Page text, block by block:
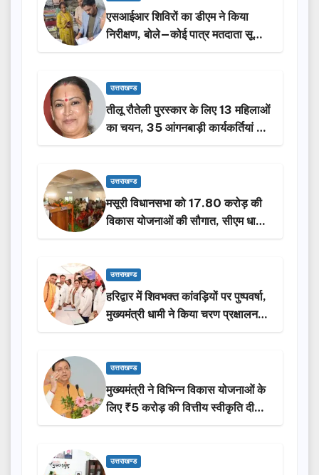
एसआईआर शिविरों का डीएम ने किया
निरीक्षण, बोले—कोई पात्र मतदाता सूची
से न छूटे…
उत्तराखण्ड
तीलू रौतेली पुरस्कार के लिए 13 महिलाओं
का चयन, 35 आंगनबाड़ी कार्यकर्तियां भी
होंगी सम्मानित…
उत्तराखण्ड
मसूरी विधानसभा को 17.80 करोड़ की
विकास योजनाओं की सौगात, सीएम धामी
ने किया लोकार्पण-शिलान्यास.
उत्तराखण्ड
हरिद्वार में शिवभक्त कांवड़ियों पर पुष्पवर्षा,
मुख्यमंत्री धामी ने किया चरण प्रक्षालन…
उत्तराखण्ड
मुख्यमंत्री ने विभिन्न विकास योजनाओं के
लिए ₹5 करोड़ की वित्तीय स्वीकृति दी…
उत्तराखण्ड